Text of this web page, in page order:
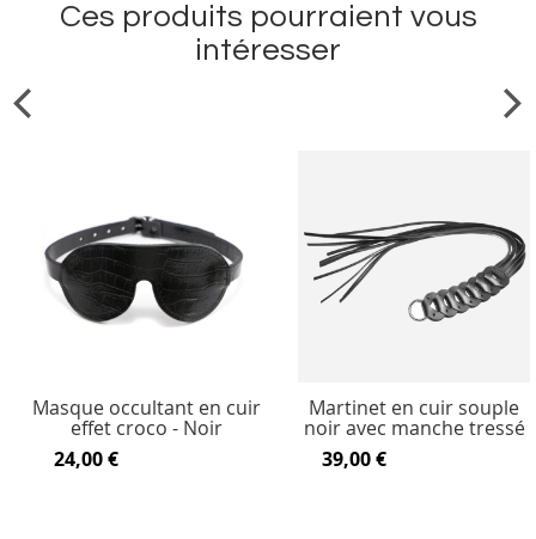
Ces produits pourraient vous
intéresser
Masque occultant en cuir
effet croco - Noir
24,00 €
Martinet en cuir souple
noir avec manche tressé
39,00 €